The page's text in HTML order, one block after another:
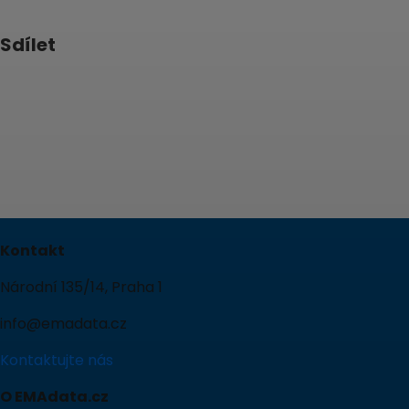
Sdílet
Kontakt
Národní 135/14, Praha 1
info@emadata.cz
Kontaktujte nás
O EMAdata.cz